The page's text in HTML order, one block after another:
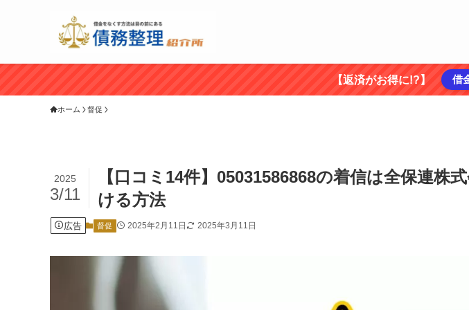
【返済がお得に!?】 借
ホーム 督促
【口コミ14件】05031586868の着信は全保連株
ける方法
2025
3/11
広告 督促 2025年2月11日 2025年3月11日